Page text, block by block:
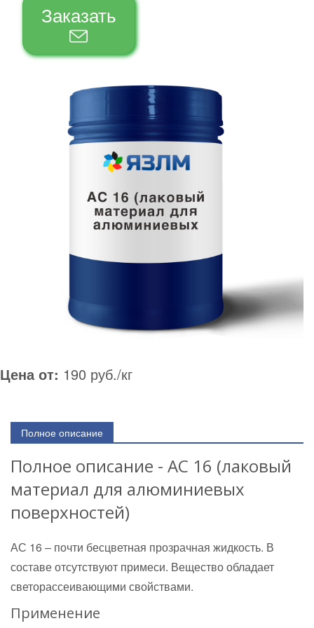
Заказать
Цена от: 190 руб./кг
Полное описание
Полное описание - АС 16 (лаковый
материал для алюминиевых
поверхностей)
АС 16 – почти бесцветная прозрачная жидкость. В
составе отсутствуют примеси. Вещество обладает
светорассеивающими свойствами.
Применение